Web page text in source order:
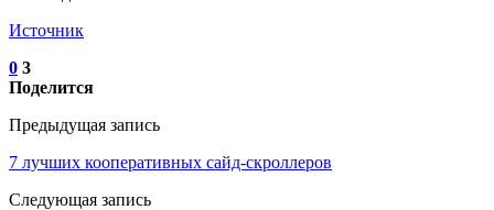
Источник
0 3
Поделится
Предыдущая запись
7 лучших кооперативных сайд-скроллеров
Следующая запись